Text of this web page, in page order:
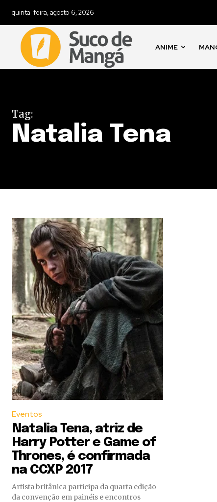
quinta-feira, agosto 6, 2026
ANIME
Tag:
Natalia Tena
Eventos
Natalia Tena, atriz de
Harry Potter e Game of
Thrones, é confirmada
na CCXP 2017
Artista britânica participa da quarta edição
da convenção em painéis e encontros